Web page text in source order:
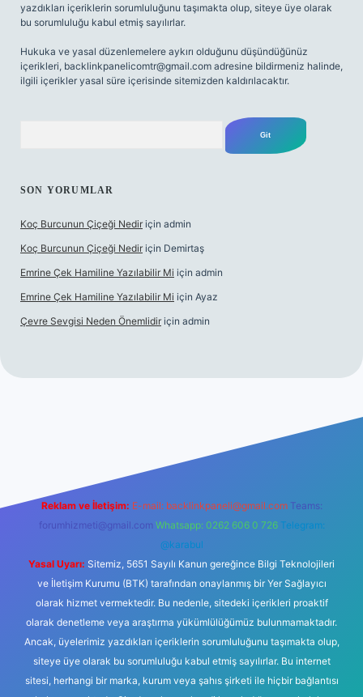
yazdıkları içeriklerin sorumluluğunu taşımakta olup, siteye üye olarak
bu sorumluluğu kabul etmiş sayılırlar.
Hukuka ve yasal düzenlemelere aykırı olduğunu düşündüğünüz
içerikleri, backlinkpanelicomtr@gmail.com adresine bildirmeniz halinde,
ilgili içerikler yasal süre içerisinde sitemizden kaldırılacaktır.
SON YORUMLAR
Koç Burcunun Çiçeği Nedir için admin
Koç Burcunun Çiçeği Nedir için Demirtaş
Emrine Çek Hamiline Yazılabilir Mi için admin
Emrine Çek Hamiline Yazılabilir Mi için Ayaz
Çevre Sevgisi Neden Önemlidir için admin
Reklam ve İletişim: E-mail: backlinkpaneli@gmail.com Teams:
forumhizmeti@gmail.com Whatsapp: 0262 606 0 726 Telegram:
@karabul
Yasal Uyarı: Sitemiz, 5651 Sayılı Kanun gereğince Bilgi Teknolojileri
ve İletişim Kurumu (BTK) tarafından onaylanmış bir Yer Sağlayıcı
olarak hizmet vermektedir. Bu nedenle, sitedeki içerikleri proaktif
olarak denetleme veya araştırma yükümlülüğümüz bulunmamaktadır.
Ancak, üyelerimiz yazdıkları içeriklerin sorumluluğunu taşımakta olup,
siteye üye olarak bu sorumluluğu kabul etmiş sayılırlar. Bu internet
sitesi, herhangi bir marka, kurum veya şahıs şirketi ile hiçbir bağlantısı